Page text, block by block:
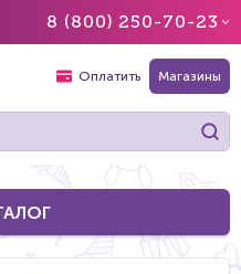
8 (800) 250-70-23
Оплатить Магазины